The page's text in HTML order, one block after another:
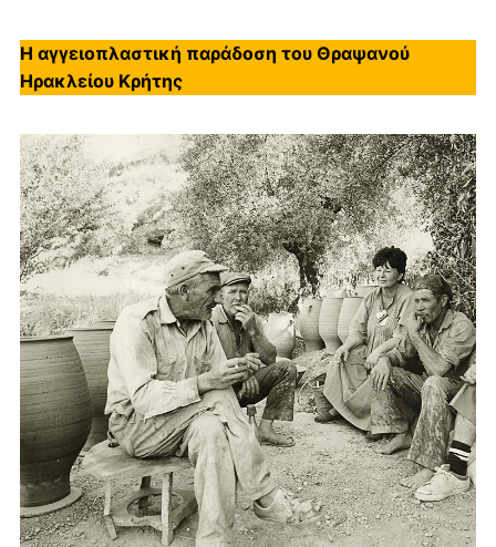
Η αγγειοπλαστική παράδοση του Θραψανού
Ηρακλείου Κρήτης